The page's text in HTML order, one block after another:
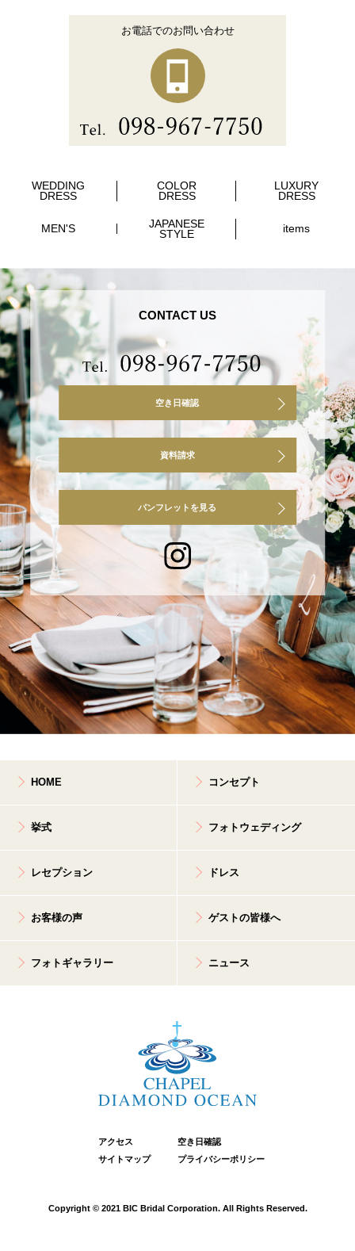
お電話でのお問い合わせ
WEDDING
DRESS
COLOR
DRESS
LUXURY
DRESS
MEN'S
JAPANESE
STYLE
items
CONTACT US
空き日確認
資料請求
パンフレットを見る
HOME コンセプト
挙式 フォトウェディング
レセプション ドレス
お客様の声 ゲストの皆様へ
フォトギャラリー ニュース
アクセス
空き日確認
サイトマップ
プライバシーポリシー
Copyright © 2021 BIC Bridal Corporation. All Rights Reserved.